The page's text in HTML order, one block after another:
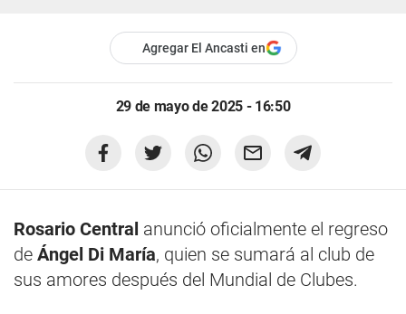
Agregar El Ancasti en
29 de mayo de 2025 - 16:50
Rosario Central anunció oficialmente el regreso
de Ángel Di María, quien se sumará al club de
sus amores después del Mundial de Clubes.